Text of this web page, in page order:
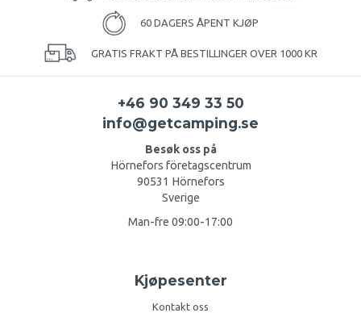
60 DAGERS ÅPENT KJØP
GRATIS FRAKT PÅ BESTILLINGER OVER 1000 KR
+46 90 349 33 50
info@getcamping.se
Besøk oss på
Hörnefors företagscentrum
90531 Hörnefors
Sverige
Man-fre 09:00-17:00
Kjøpesenter
Kontakt oss